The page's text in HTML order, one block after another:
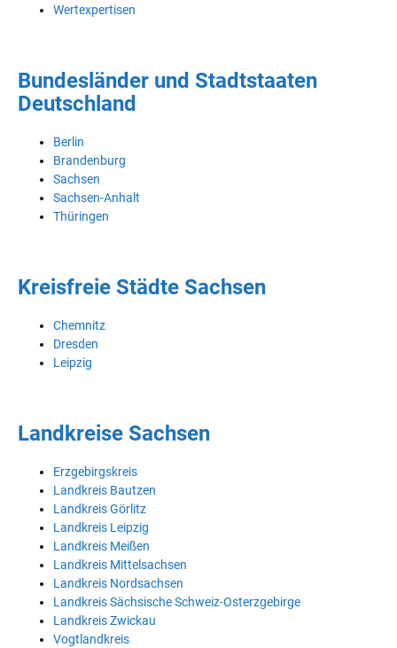
Wertexpertisen
Bundesländer und Stadtstaaten
Deutschland
Berlin
Brandenburg
Sachsen
Sachsen-Anhalt
Thüringen
Kreisfreie Städte Sachsen
Chemnitz
Dresden
Leipzig
Landkreise Sachsen
Erzgebirgskreis
Landkreis Bautzen
Landkreis Görlitz
Landkreis Leipzig
Landkreis Meißen
Landkreis Mittelsachsen
Landkreis Nordsachsen
Landkreis Sächsische Schweiz-Osterzgebirge
Landkreis Zwickau
Vogtlandkreis